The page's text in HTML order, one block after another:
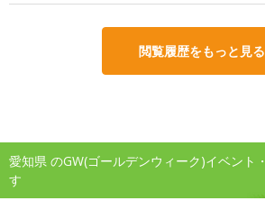
閲覧履歴をもっと見る
愛知県 のGW(ゴールデンウィーク)イベント
す